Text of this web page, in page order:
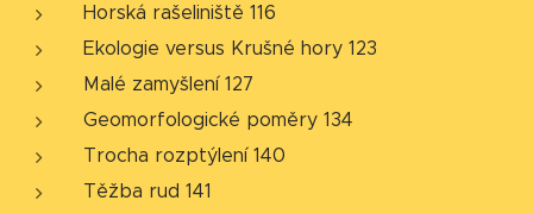
Horská rašeliniště 116
Ekologie versus Krušné hory 123
Malé zamyšlení 127
Geomorfologické poměry 134
Trocha rozptýlení 140
Těžba rud 141